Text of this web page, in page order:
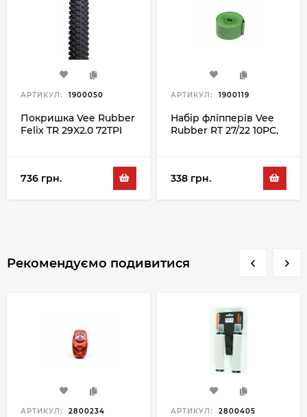
АРТИКУЛ: 1900050
Покришка Vee Rubber
Felix TR 29X2.0 72TPI
736 грн.
АРТИКУЛ: 1900119
Набір фліпперів Vee
Rubber RT 27/22 10PC,
338 грн.
Рекомендуємо подивитися
АРТИКУЛ: 2800234 АРТИКУЛ: 2800405